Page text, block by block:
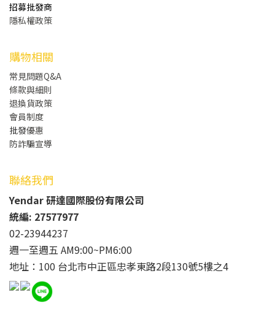
招募批發商
隱私權政策
購物相關
常見問題Q&A
條款與細則
退換貨政策
會員制度
批發優惠
防詐騙宣導
聯絡我們
Yendar 研達國際股份有限公司
統編: 27577977
02-23944237
週一至週五 AM9:00~PM6:00
地址：100 台北市中正區忠孝東路2段130號5樓之4